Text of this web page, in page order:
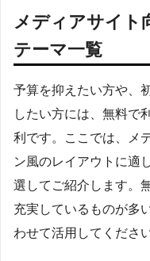
メディアサイト
テーマ一覧
予算を抑えたい方や、
したい方には、無料で
利です。ここでは、メ
ン風のレイアウトに適
選してご紹介します。
充実しているものが多
わせて活用してください